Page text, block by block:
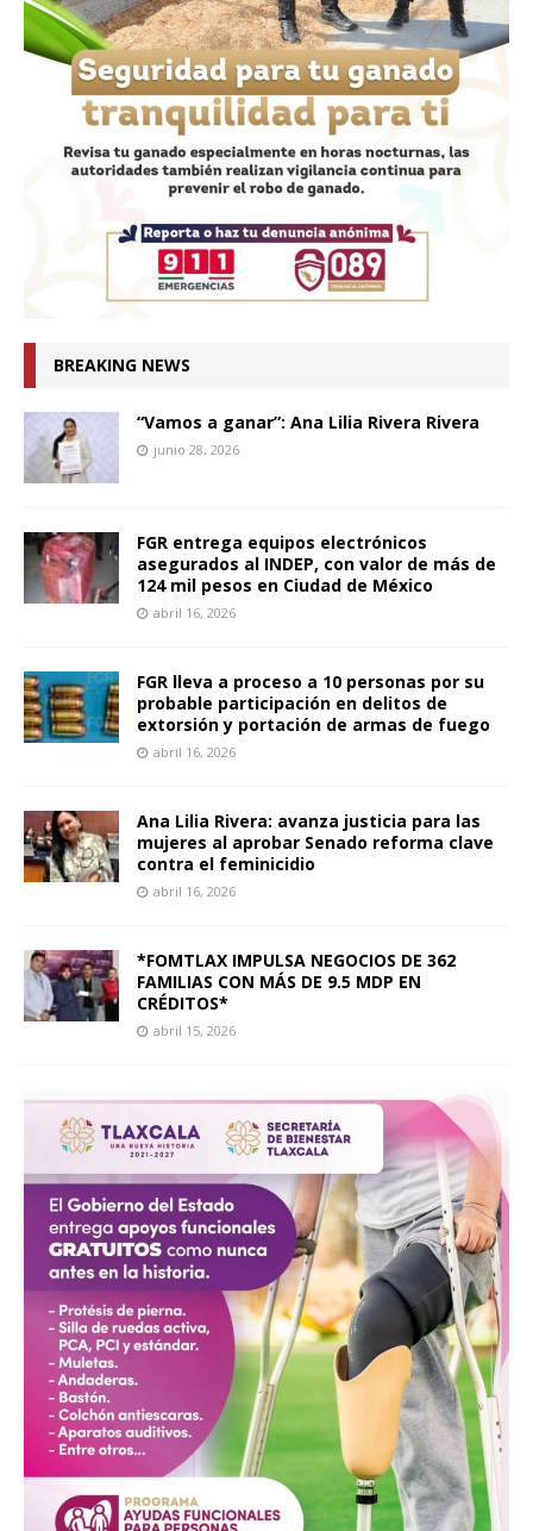
BREAKING NEWS
“Vamos a ganar”: Ana Lilia Rivera Rivera
junio 28, 2026
FGR entrega equipos electrónicos
asegurados al INDEP, con valor de más de
124 mil pesos en Ciudad de México
abril 16, 2026
FGR lleva a proceso a 10 personas por su
probable participación en delitos de
extorsión y portación de armas de fuego
abril 16, 2026
Ana Lilia Rivera: avanza justicia para las
mujeres al aprobar Senado reforma clave
contra el feminicidio
abril 16, 2026
*FOMTLAX IMPULSA NEGOCIOS DE 362
FAMILIAS CON MÁS DE 9.5 MDP EN
CRÉDITOS*
abril 15, 2026